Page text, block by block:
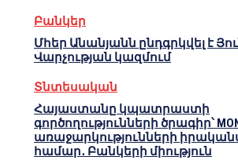
Բանկեր
Մհեր Անանյանն ընդգրկվել է
Վարչության կազմում
Տնտեսական
Հայաստանը կպատրաստի
գործողությունների ծրագիր՝
առաջարկությունների
համար․ Բանկերի միություն